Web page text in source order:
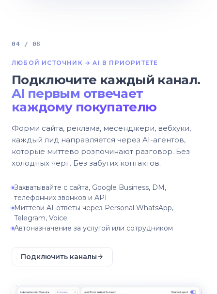
04 / 08
ЛЮБОЙ ИСТОЧНИК → AI В ПРИОРИТЕТЕ
Подключите каждый канал.
AI первым отвечает
каждому покупателю
Форми сайта, реклама, месенджери, вебхуки,
каждый лид направляется через AI-агентов,
которые миттево розпочинают разговор. Без
холодных черг. Без забутих контактов.
Захватывайте с сайта, Google Business, DM,
телефонних звонков и API
Миттеви AI-ответы через Personal WhatsApp,
Telegram, Voice
Автоназначение за услугой или сотрудником
Подключить каналы